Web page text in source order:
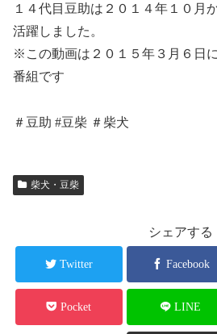
１４代目豆助は２０１４年１０月
活躍しました。
※この動画は２０１５年３月６日
番組です
＃豆助 #豆柴 ＃柴犬
柴犬・豆柴
シェアする
Twitter Facebook
Pocket LINE